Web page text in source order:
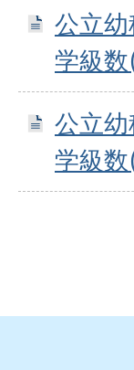
公立
学級
公立
学級